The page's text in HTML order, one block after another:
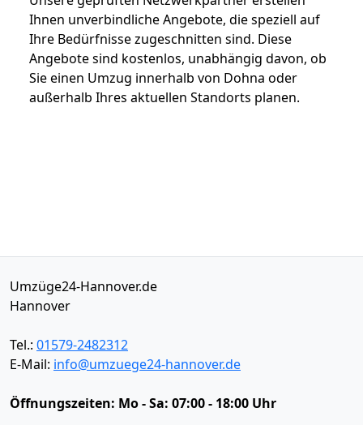
Ihnen unverbindliche Angebote, die speziell auf
Ihre Bedürfnisse zugeschnitten sind. Diese
Angebote sind kostenlos, unabhängig davon, ob
Sie einen Umzug innerhalb von Dohna oder
außerhalb Ihres aktuellen Standorts planen.
Umzüge24-Hannover.de
Hannover
Tel.: 01579-2482312
E-Mail: info@umzuege24-hannover.de
Öffnungszeiten: Mo - Sa: 07:00 - 18:00 Uhr